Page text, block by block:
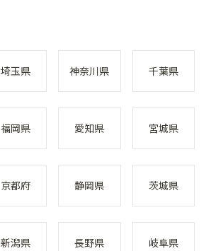
埼玉県 神奈川県 千葉県
福岡県 愛知県 宮城県
京都府 静岡県 茨城県
新潟県 長野県 岐阜県